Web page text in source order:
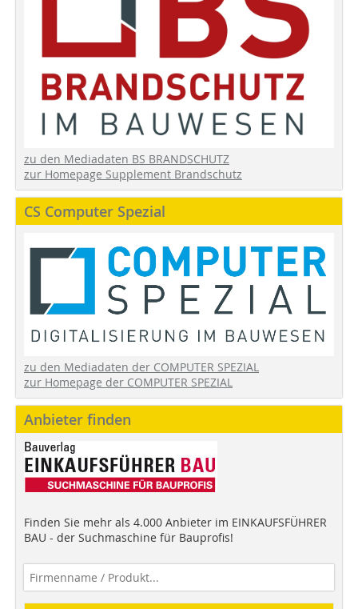
zu den Mediadaten BS BRANDSCHUTZ
zur Homepage Supplement Brandschutz
CS Computer Spezial
zu den Mediadaten der COMPUTER SPEZIAL
zur Homepage der COMPUTER SPEZIAL
Anbieter finden
Finden Sie mehr als 4.000 Anbieter im EINKAUFSFÜHRER
BAU - der Suchmaschine für Bauprofis!